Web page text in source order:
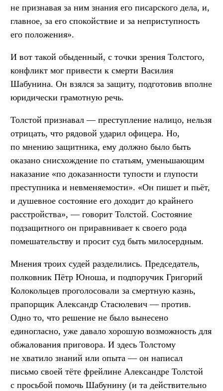
не признавая за ним знания его писарского дела, и,
главное, за его спокойствие и за неприступность
его положения».
И вот такой обыденный, с точки зрения Толстого,
конфликт мог привести к смерти Василия
Шабунина. Он взялся за защиту, подготовив вполне
юридически грамотную речь.
Толстой признавал — преступление налицо, нельзя
отрицать, что рядовой ударил офицера. Но,
по мнению защитника, ему должно было быть
оказано снисхождение по статьям, уменьшающим
наказание «по доказанности тупости и глупости
преступника и невменяемости». «Он пишет и пьёт,
и душевное состояние его доходит до крайнего
расстройства», — говорит Толстой. Состояние
подзащитного он приравнивает к своего рода
помешательству и просит суд быть милосердным.
Мнения троих судей разделились. Председатель,
полковник Пётр Юноша, и подпоручик Григорий
Колокольцев проголосовали за смертную казнь,
прапорщик Александр Стасюлевич — против.
Одно то, что решение не было вынесено
единогласно, уже давало хорошую возможность для
обжалования приговора. И здесь Толстому
не хватило знаний или опыта — он написал
письмо своей тёте фрейлине Александре Толстой
с просьбой помочь Шабунину (и та действительно